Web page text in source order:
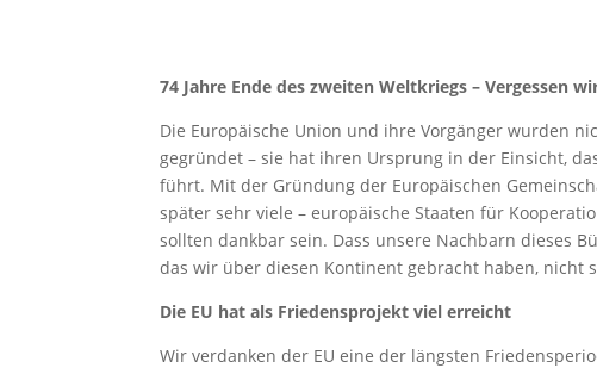
74 Jahre Ende des zweiten Weltkriegs – Vergessen
Die Europäische Union und ihre Vorgänger wurden
gegründet – sie hat ihren Ursprung in der Einsicht,
führt. Mit der Gründung der Europäischen
später sehr viele – europäische Staaten für
sollten dankbar sein. Dass unsere Nachbarn dieses
das wir über diesen Kontinent gebracht haben, nicht
Die EU hat als Friedensprojekt viel erreicht
Wir verdanken der EU eine der längsten